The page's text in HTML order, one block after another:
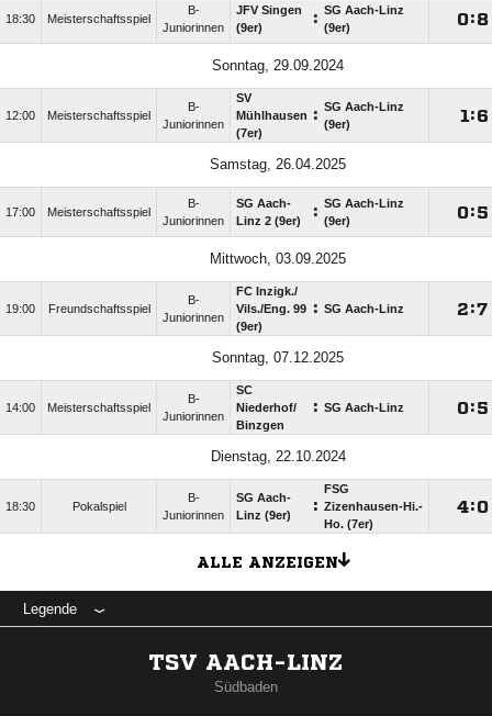
18:30 Meisterschaftsspiel
B-
Juniorinnen
JFV Singen
(9er)
: SG Aach-Linz
(9er)
:
Sonntag, 29.09.2024
12:00 Meisterschaftsspiel
B-
Juniorinnen
SV
Mühlhausen
(7er)
: SG Aach-Linz
(9er)
:
Samstag, 26.04.2025
17:00 Meisterschaftsspiel
B-
Juniorinnen
SG Aach-
Linz 2 (9er)
: SG Aach-Linz
(9er)
:
Mittwoch, 03.09.2025
19:00 Freundschaftsspiel
B-
Juniorinnen
FC Inzigk./​
Vils./​Eng. 99
(9er)
: SG Aach-Linz :
Sonntag, 07.12.2025
14:00 Meisterschaftsspiel
B-
Juniorinnen
SC
Niederhof/​
Binzgen
: SG Aach-Linz :
Dienstag, 22.10.2024
18:30 Pokalspiel
B-
Juniorinnen
SG Aach-
Linz (9er)
:
FSG
Zizenhausen-Hi.-
Ho. (7er)
:
ALLE ANZEIGEN
Legende
TSV AACH-LINZ
Südbaden